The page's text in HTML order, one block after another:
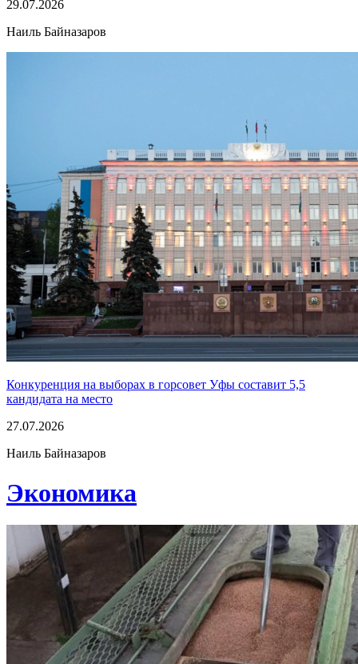
29.07.2026
Наиль Байназаров
Конкуренция на выборах в горсовет Уфы составит 5,5
кандидата на место
27.07.2026
Наиль Байназаров
Экономика